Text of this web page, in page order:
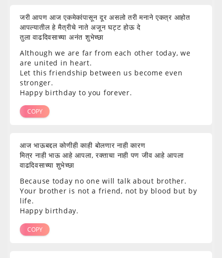
जरी आपण आज एकमेकांपासून दूर असलो तरी मनाने एकत्र आहोत
आपल्यातील हे मैत्रीचे नाते अजून घट्ट होऊ दे
तुला वाढदिवसाच्या अनंत शुभेच्छा
Although we are far from each other today, we
are united in heart.
Let this friendship between us become even
stronger.
Happy birthday to you forever.
COPY
आज भाऊबद्दल कोणीही काही बोलणार नाही कारण
मित्र नाही भाऊ आहे आपला, रक्ताचा नाही पण जीव आहे आपला
वाढदिवसाच्या शुभेच्छा
Because today no one will talk about brother.
Your brother is not a friend, not by blood but by
life.
Happy birthday.
COPY